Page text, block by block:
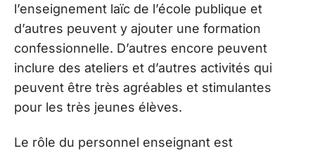
l’enseignement laïc de l’école publique et
d’autres peuvent y ajouter une formation
confessionnelle. D’autres encore peuvent
inclure des ateliers et d’autres activités qui
peuvent être très agréables et stimulantes
pour les très jeunes élèves.
Le rôle du personnel enseignant est